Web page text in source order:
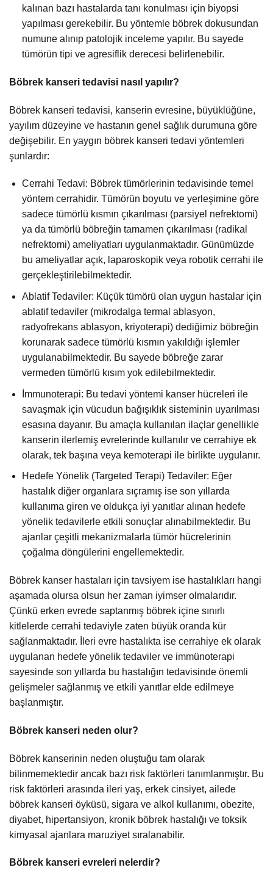
kalınan bazı hastalarda tanı konulması için biyopsi
yapılması gerekebilir. Bu yöntemle böbrek dokusundan
numune alınıp patolojik inceleme yapılır. Bu sayede
tümörün tipi ve agresiflik derecesi belirlenebilir.
Böbrek kanseri tedavisi nasıl yapılır?
Böbrek kanseri tedavisi, kanserin evresine, büyüklüğüne,
yayılım düzeyine ve hastanın genel sağlık durumuna göre
değişebilir. En yaygın böbrek kanseri tedavi yöntemleri
şunlardır:
Cerrahi Tedavi: Böbrek tümörlerinin tedavisinde temel
yöntem cerrahidir. Tümörün boyutu ve yerleşimine göre
sadece tümörlü kısmın çıkarılması (parsiyel nefrektomi)
ya da tümörlü böbreğin tamamen çıkarılması (radikal
nefrektomi) ameliyatları uygulanmaktadır. Günümüzde
bu ameliyatlar açık, laparoskopik veya robotik cerrahi ile
gerçekleştirilebilmektedir.
Ablatif Tedaviler: Küçük tümörü olan uygun hastalar için
ablatif tedaviler (mikrodalga termal ablasyon,
radyofrekans ablasyon, kriyoterapi) dediğimiz böbreğin
korunarak sadece tümörlü kısmın yakıldığı işlemler
uygulanabilmektedir. Bu sayede böbreğe zarar
vermeden tümörlü kısım yok edilebilmektedir.
İmmunoterapi: Bu tedavi yöntemi kanser hücreleri ile
savaşmak için vücudun bağışıklık sisteminin uyarılması
esasına dayanır. Bu amaçla kullanılan ilaçlar genellikle
kanserin ilerlemiş evrelerinde kullanılır ve cerrahiye ek
olarak, tek başına veya kemoterapi ile birlikte uygulanır.
Hedefe Yönelik (Targeted Terapi) Tedaviler: Eğer
hastalık diğer organlara sıçramış ise son yıllarda
kullanıma giren ve oldukça iyi yanıtlar alınan hedefe
yönelik tedavilerle etkili sonuçlar alınabilmektedir. Bu
ajanlar çeşitli mekanizmalarla tümör hücrelerinin
çoğalma döngülerini engellemektedir.
Böbrek kanser hastaları için tavsiyem ise hastalıkları hangi
aşamada olursa olsun her zaman iyimser olmalarıdır.
Çünkü erken evrede saptanmış böbrek içine sınırlı
kitlelerde cerrahi tedaviyle zaten büyük oranda kür
sağlanmaktadır. İleri evre hastalıkta ise cerrahiye ek olarak
uygulanan hedefe yönelik tedaviler ve immünoterapi
sayesinde son yıllarda bu hastalığın tedavisinde önemli
gelişmeler sağlanmış ve etkili yanıtlar elde edilmeye
başlanmıştır.
Böbrek kanseri neden olur?
Böbrek kanserinin neden oluştuğu tam olarak
bilinmemektedir ancak bazı risk faktörleri tanımlanmıştır. Bu
risk faktörleri arasında ileri yaş, erkek cinsiyet, ailede
böbrek kanseri öyküsü, sigara ve alkol kullanımı, obezite,
diyabet, hipertansiyon, kronik böbrek hastalığı ve toksik
kimyasal ajanlara maruziyet sıralanabilir.
Böbrek kanseri evreleri nelerdir?